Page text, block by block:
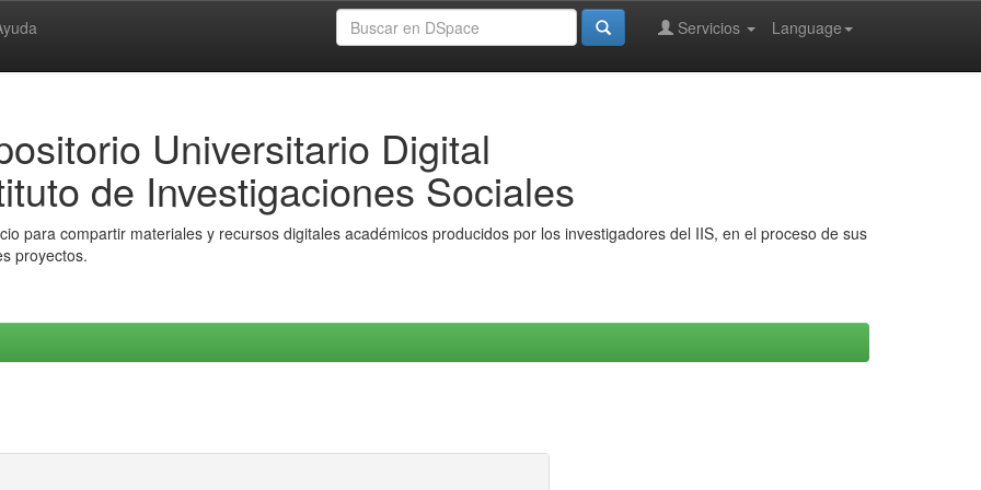
Language
Servicios
Universitario Digital
de Investigaciones Sociales
para compartir materiales y recursos digitales académicos producidos por los investigadores del IIS, en el proceso de sus
proyectos.